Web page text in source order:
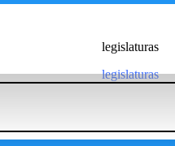
legislaturas
legislaturas